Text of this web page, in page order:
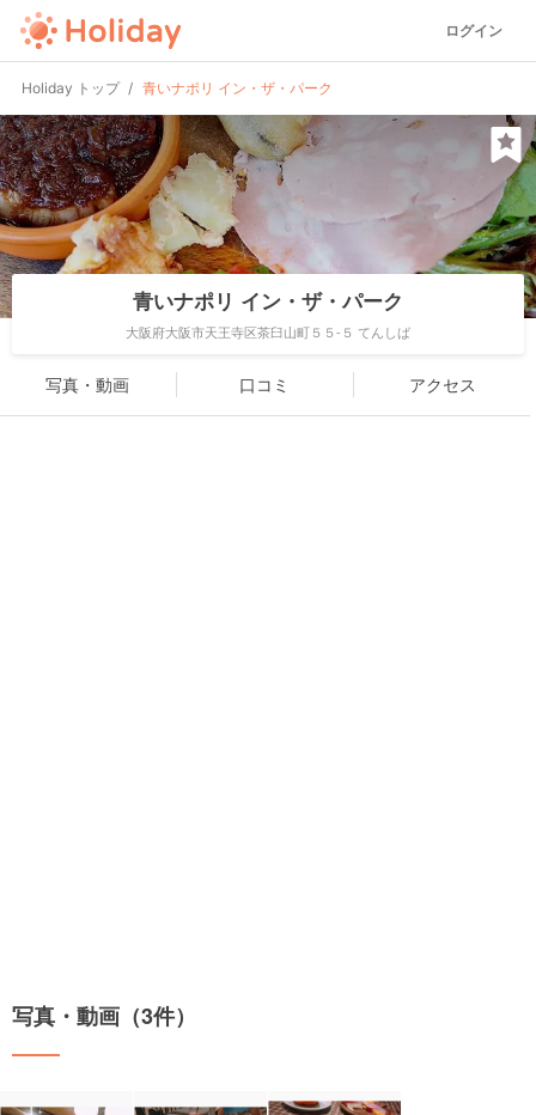
ログイン
Holiday トップ 青いナポリ イン・ザ・パーク
青いナポリ イン・ザ・パーク
大阪府大阪市天王寺区茶臼山町５５-５ てんしば
写真・動画 口コミ アクセス
写真・動画（3件）